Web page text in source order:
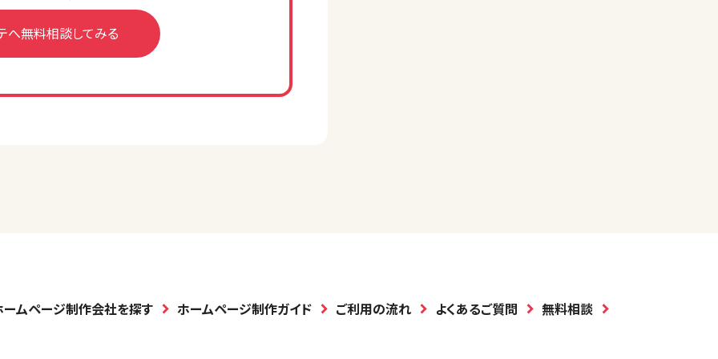
へ無料相談してみる
ームページ制作会社を探す ホームページ制作ガイド ご利用の流れ よくあるご質問 無料相談